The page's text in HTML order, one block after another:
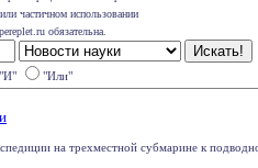
частичном использовании
обязательна.
"И" "Или"
на трехместной субмарине к